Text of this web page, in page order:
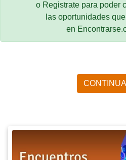
o Registrate para poder
las oportunidades
en